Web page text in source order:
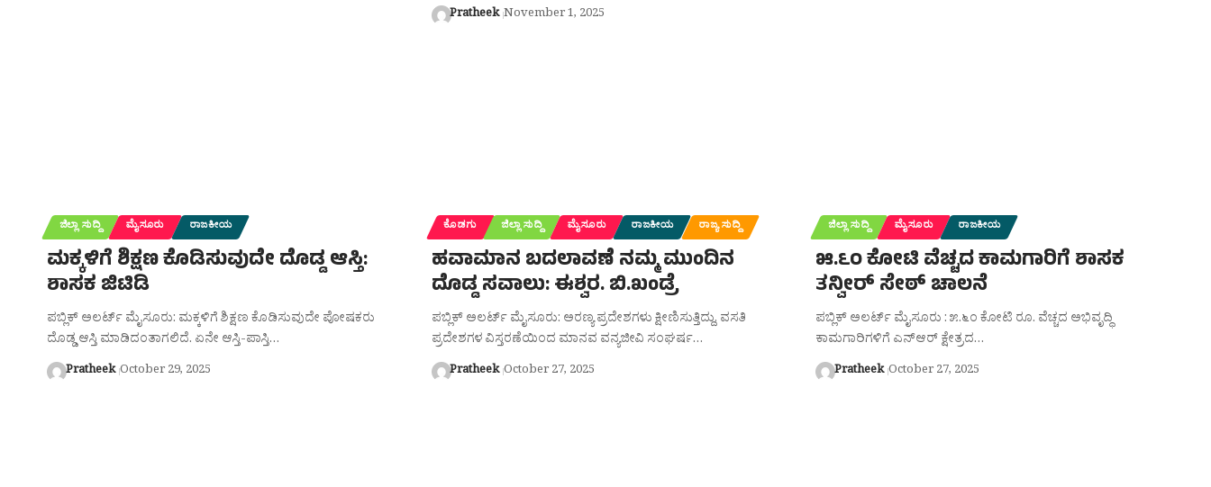
Pratheek November 1, 2025
ಜಿಲ್ಲಾ ಸುದ್ದಿ ಮೈಸೂರು ರಾಜಕೀಯ
ಮಕ್ಕಳಿಗೆ ಶಿಕ್ಷಣ ಕೊಡಿಸುವುದೇ ದೊಡ್ಡ ಆಸ್ತಿ:
ಶಾಸಕ ಜಿಟಿಡಿ
ಪಬ್ಲಿಕ್ ಅಲರ್ಟ್ ಮೈಸೂರು: ಮಕ್ಕಳಿಗೆ ಶಿಕ್ಷಣ ಕೊಡಿಸುವುದೇ ಪೋಷಕರು
ದೊಡ್ಡ ಆಸ್ತಿ ಮಾಡಿದಂತಾಗಲಿದೆ. ಏನೇ ಆಸ್ತಿ-ಪಾಸ್ತಿ…
Pratheek October 29, 2025
ಕೊಡಗು ಜಿಲ್ಲಾ ಸುದ್ದಿ ಮೈಸೂರು ರಾಜಕೀಯ ರಾಜ್ಯ ಸುದ್ದಿ
ಹವಾಮಾನ ಬದಲಾವಣೆ ನಮ್ಮ ಮುಂದಿನ
ದೊಡ್ಡ ಸವಾಲು: ಈಶ್ವರ. ಬಿ.ಖಂಡ್ರೆ
ಪಬ್ಲಿಕ್ ಅಲರ್ಟ್ ಮೈಸೂರು: ಅರಣ್ಯ ಪ್ರದೇಶಗಳು ಕ್ಷೀಣಿಸುತ್ತಿದ್ದು, ವಸತಿ
ಪ್ರದೇಶಗಳ ವಿಸ್ತರಣೆಯಿಂದ ಮಾನವ ವನ್ಯಜೀವಿ ಸಂಘರ್ಷ…
Pratheek October 27, 2025
ಜಿಲ್ಲಾ ಸುದ್ದಿ ಮೈಸೂರು ರಾಜಕೀಯ
೫.೬೦ ಕೋಟಿ ವೆಚ್ಚದ ಕಾಮಗಾರಿಗೆ ಶಾಸಕ
ತನ್ವೀರ್ ಸೇಠ್ ಚಾಲನೆ
ಪಬ್ಲಿಕ್ ಅಲರ್ಟ್ ಮೈಸೂರು : ೫.೬೦ ಕೋಟಿ ರೂ. ವೆಚ್ಚದ ಅಭಿವೃದ್ಧಿ
ಕಾಮಗಾರಿಗಳಿಗೆ ಎನ್‌ಆರ್ ಕ್ಷೇತ್ರದ…
Pratheek October 27, 2025